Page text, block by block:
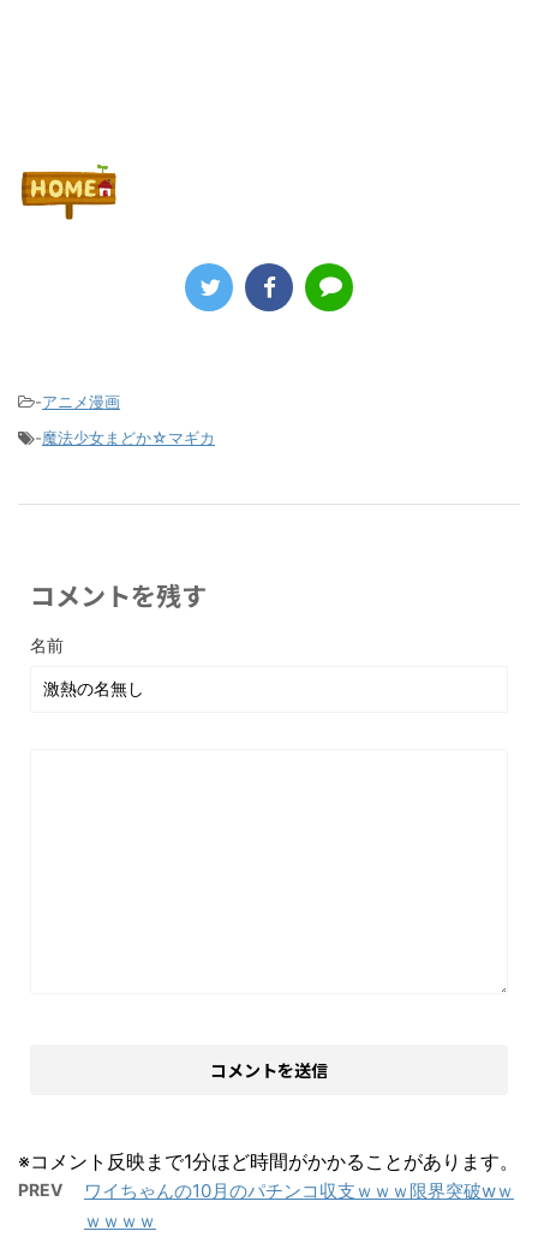
-アニメ漫画
-魔法少女まどか☆マギカ
コメントを残す
名前
※コメント反映まで1分ほど時間がかかることがあります。
PREV
ワイちゃんの10月のパチンコ収支ｗｗｗ限界突破wｗ
ｗｗｗｗ